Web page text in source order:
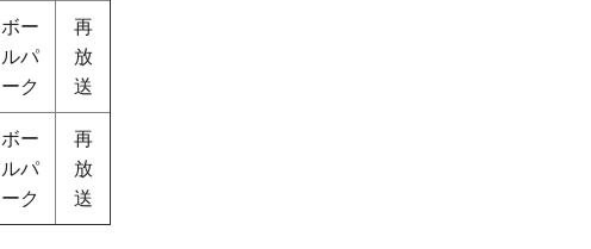
ボー
ルパ
ーク
再
放
送
ボー
ルパ
ーク
再
放
送